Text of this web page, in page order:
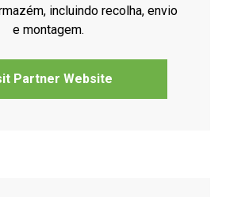
incluindo recolha, envio
e montagem.
Partner Website